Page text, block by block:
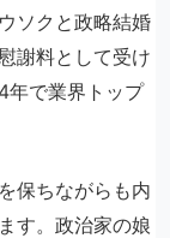
ソクと政略結婚
謝料として受け
年で業界トップ
保ちながらも内
す。政治家の娘